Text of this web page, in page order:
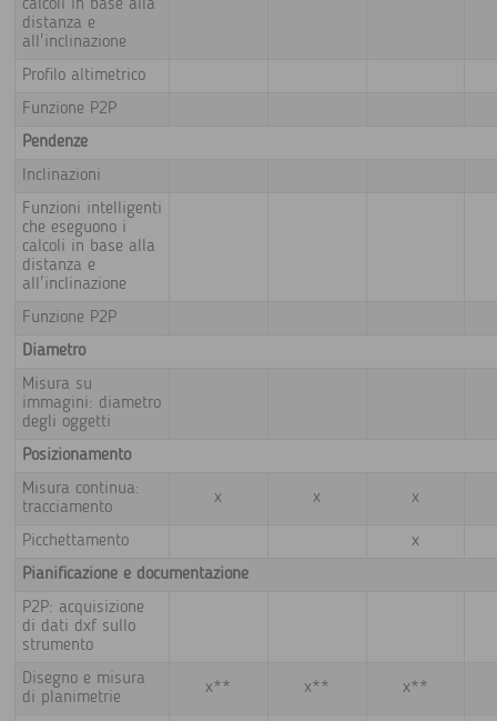
calcoli in base alla
distanza e
all'inclinazione
Profilo altimetrico
Funzione P2P
Pendenze
Inclinazioni
Funzioni intelligenti
che eseguono i
calcoli in base alla
distanza e
all'inclinazione
Funzione P2P
Diametro
Misura su
immagini: diametro
degli oggetti
Posizionamento
Misura continua:
tracciamento
x x x
Picchettamento
x
Pianificazione e documentazione
P2P: acquisizione
di dati dxf sullo
strumento
Disegno e misura
di planimetrie
x** x** x**